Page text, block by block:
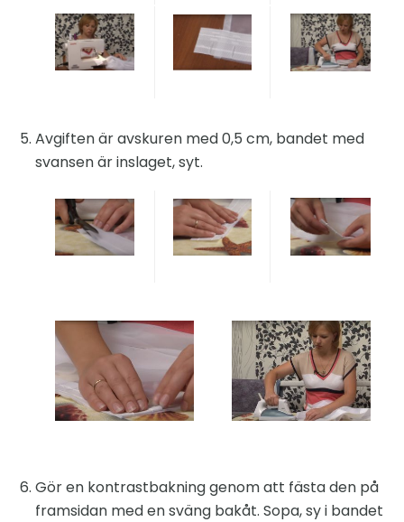
Avgiften är avskuren med 0,5 cm, bandet med
svansen är inslaget, syt.
Gör en kontrastbakning genom att fästa den på
framsidan med en sväng bakåt. Sopa, sy i bandet